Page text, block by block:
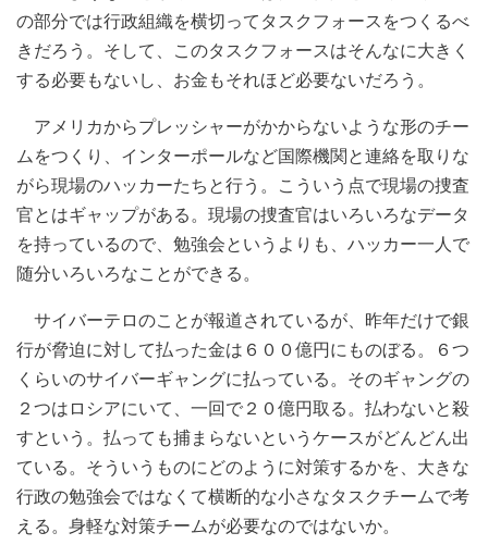
の部分では行政組織を横切ってタスクフォースをつくるべ
きだろう。そして、このタスクフォースはそんなに大きく
する必要もないし、お金もそれほど必要ないだろう。
アメリカからプレッシャーがかからないような形のチー
ムをつくり、インターポールなど国際機関と連絡を取りな
がら現場のハッカーたちと行う。こういう点で現場の捜査
官とはギャップがある。現場の捜査官はいろいろなデータ
を持っているので、勉強会というよりも、ハッカー一人で
随分いろいろなことができる。
サイバーテロのことが報道されているが、昨年だけで銀
行が脅迫に対して払った金は６００億円にものぼる。６つ
くらいのサイバーギャングに払っている。そのギャングの
２つはロシアにいて、一回で２０億円取る。払わないと殺
すという。払っても捕まらないというケースがどんどん出
ている。そういうものにどのように対策するかを、大きな
行政の勉強会ではなくて横断的な小さなタスクチームで考
える。身軽な対策チームが必要なのではないか。